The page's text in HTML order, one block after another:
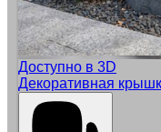
Доступно в 3D
Декоративная